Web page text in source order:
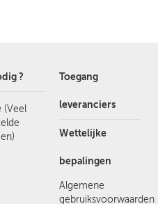
?
(Veel
Toegang
leveranciers
Wettelijke
bepalingen
Algemene
gebruiksvoorwaarden